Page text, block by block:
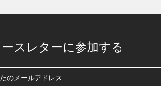
スレターに参加する